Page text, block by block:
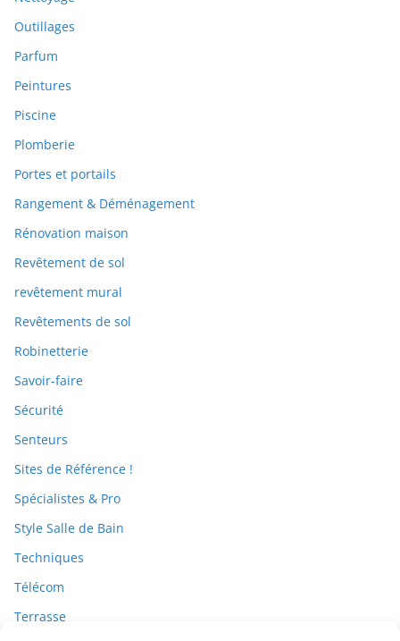
Outillages
Parfum
Peintures
Piscine
Plomberie
Portes et portails
Rangement & Déménagement
Rénovation maison
Revêtement de sol
revêtement mural
Revêtements de sol
Robinetterie
Savoir-faire
Sécurité
Senteurs
Sites de Référence !
Spécialistes & Pro
Style Salle de Bain
Techniques
Télécom
Terrasse